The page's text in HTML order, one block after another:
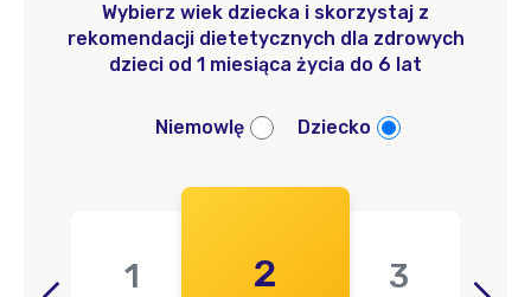
Wybierz wiek dziecka i skorzystaj z
rekomendacji dietetycznych dla zdrowych
dzieci od 1 miesiąca życia do 6 lat
Niemowlę Dziecko
1 2 3